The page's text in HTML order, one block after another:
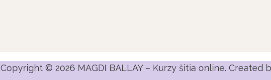
Copyright © 2026 MAGDI BALLAY – Kurzy šitia online. Created